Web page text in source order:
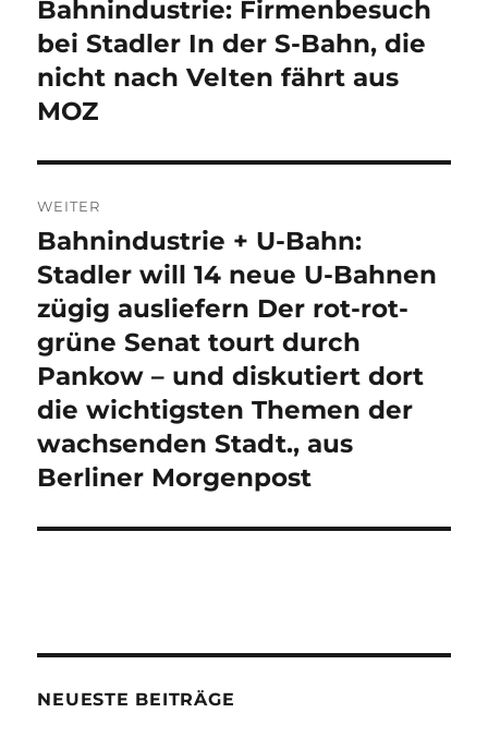
Vorheriger
Beitrag:
Bahnindustrie: Firmenbesuch
bei Stadler In der S-Bahn, die
nicht nach Velten fährt aus
MOZ
WEITER
Nächster
Beitrag:
Bahnindustrie + U-Bahn:
Stadler will 14 neue U-Bahnen
zügig ausliefern Der rot-rot-
grüne Senat tourt durch
Pankow – und diskutiert dort
die wichtigsten Themen der
wachsenden Stadt., aus
Berliner Morgenpost
NEUESTE BEITRÄGE